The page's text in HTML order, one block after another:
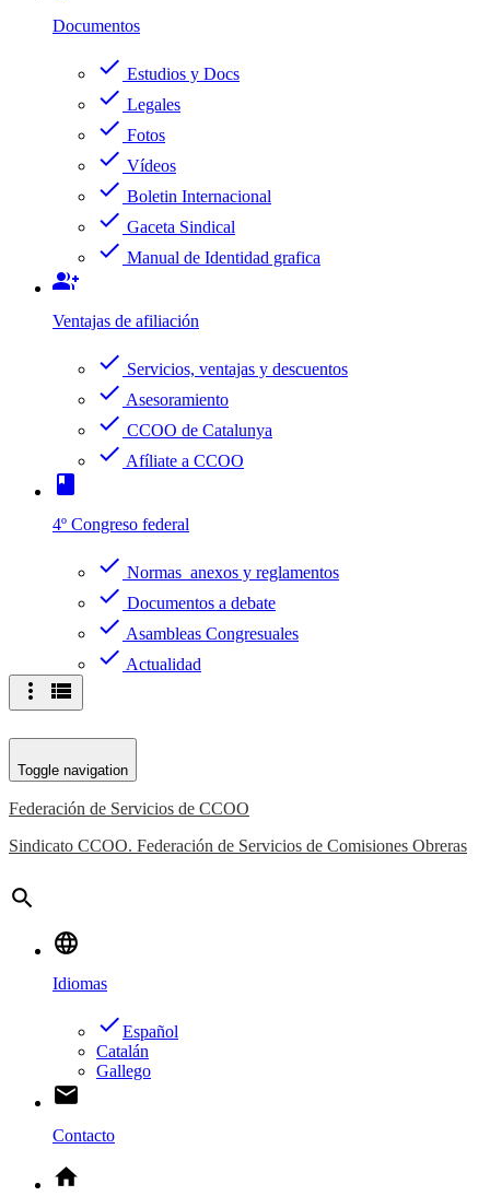
Documentos
check Estudios y Docs
check Legales
check Fotos
check Vídeos
check Boletin Internacional
check Gaceta Sindical
check Manual de Identidad grafica
group_add
Ventajas de afiliación
check Servicios, ventajas y descuentos
check Asesoramiento
check CCOO de Catalunya
check Afíliate a CCOO
book
4º Congreso federal
check Normas anexos y reglamentos
check Documentos a debate
check Asambleas Congresuales
check Actualidad
more_vert view_list
Toggle navigation
Federación de Servicios de CCOO
Sindicato CCOO. Federación de Servicios de Comisiones Obreras
search
language
Idiomas
doneEspañol
Catalán
Gallego
email
Contacto
home